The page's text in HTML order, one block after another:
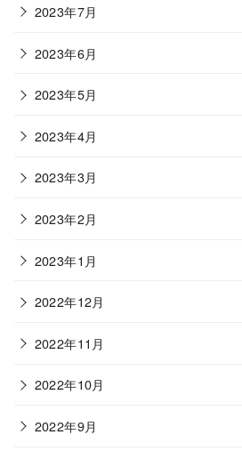
2023年7月
2023年6月
2023年5月
2023年4月
2023年3月
2023年2月
2023年1月
2022年12月
2022年11月
2022年10月
2022年9月